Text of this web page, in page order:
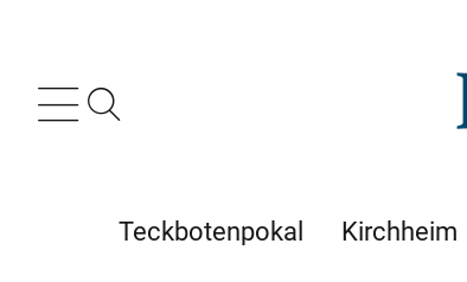
Teckbotenpokal Kirchheim